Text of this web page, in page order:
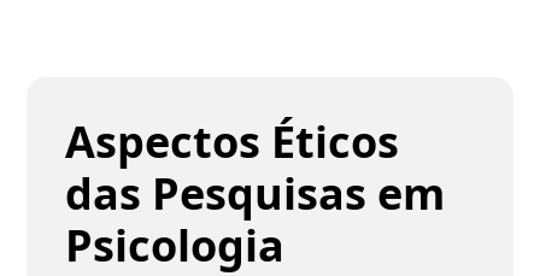
Aspectos Éticos
das Pesquisas em
Psicologia